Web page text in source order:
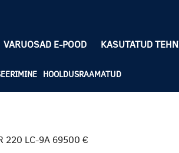
VARUOSAD E-POOD KASUTATUD
HOOLDUSRAAMATUD
220 LC-9A 69500 €